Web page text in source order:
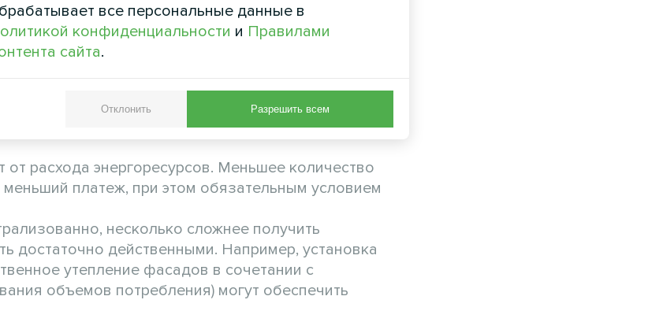
централизованном
расхода энергоресурсов. Меньшее количество
платеж, при этом обязательным условием
несколько сложнее получить
достаточно действенными. Например, установка
утепление фасадов в сочетании с
объемов потребления) могут обеспечить
все персональные данные в
конфиденциальности и Правилами
сайта.
Отклонить Разрешить всем